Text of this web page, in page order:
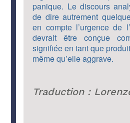
panique. Le discours
de dire autrement
en compte l’urgence de
devrait être conçue
signifiée en tant que
même qu’elle aggrave.
Traduction :